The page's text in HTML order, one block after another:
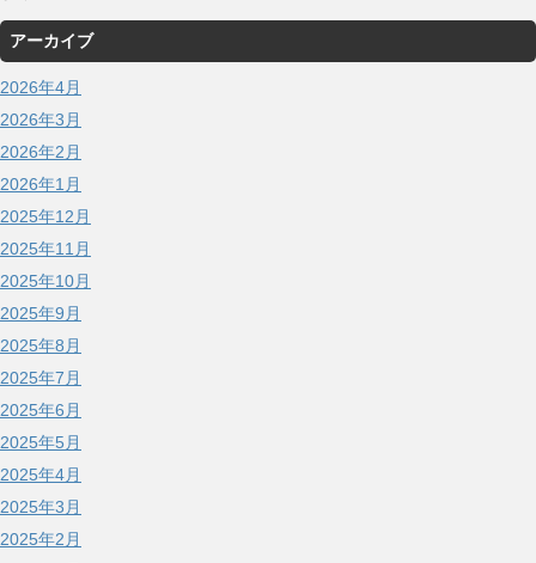
アーカイブ
2026年4月
2026年3月
2026年2月
2026年1月
2025年12月
2025年11月
2025年10月
2025年9月
2025年8月
2025年7月
2025年6月
2025年5月
2025年4月
2025年3月
2025年2月